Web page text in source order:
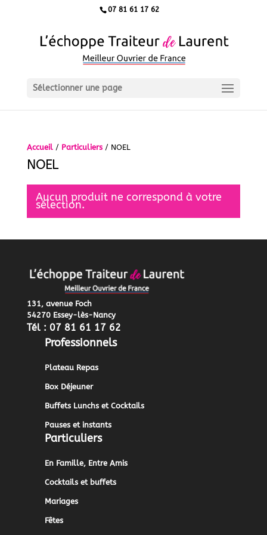
07 81 61 17 62
Sélectionner une page
Accueil/ Particuliers/ NOEL
NOEL
Aucun produit ne correspond à votre
sélection.
131, avenue Foch
54270 Essey-lès-Nancy
Tél : 07 81 61 17 62
Professionnels
Plateau Repas
Box Déjeuner
Buffets Lunchs et Cocktails
Pauses et instants
Particuliers
En Famille, Entre Amis
Cocktails et buffets
Mariages
Fêtes